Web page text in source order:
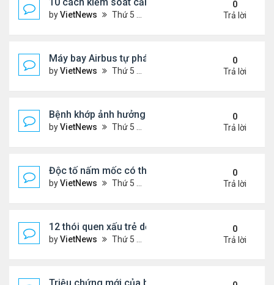
byVietNews Thứ 5 Tháng 7 28, 2022 1:36 pm
0
Trả lời
Máy bay Airbus tự phá kỷ lục bay lâu trong khí
byVietNews Thứ 5 Tháng 7 28, 2022 1:35 pm
0
Trả lời
Bệnh khớp ảnh hưởng đời sống chăn gối thế nào?
byVietNews Thứ 5 Tháng 7 28, 2022 1:33 pm
0
Trả lời
Độc tố nấm mốc có thể gây ung thư
byVietNews Thứ 5 Tháng 7 21, 2022 5:25 pm
0
Trả lời
12 thói quen xấu trẻ dễ bắt chước bố mẹ
byVietNews Thứ 5 Tháng 7 21, 2022 4:43 pm
0
Trả lời